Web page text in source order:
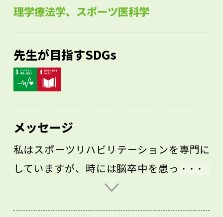
理学療法学、スポーツ医科学
先生が目指すSDGs
メッセージ
私はスポーツリハビリテーションを専門に
していますが、時には脳卒中を患った方の
リハビリに携わることもあります。一見、